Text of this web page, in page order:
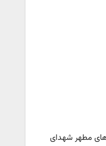
مطهر شهدای